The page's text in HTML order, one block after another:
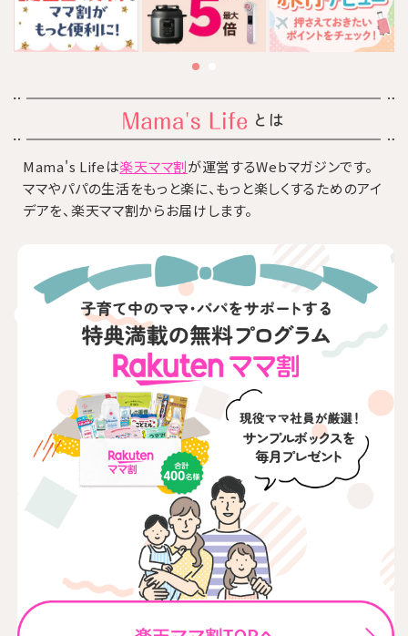
とは
Mama's Lifeは楽天ママ割が運営するWebマガジンです。
ママやパパの生活をもっと楽に、もっと楽しくするためのアイ
デアを、楽天ママ割からお届けします。